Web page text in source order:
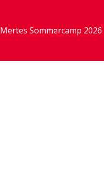
Mertes Sommercamp 2026